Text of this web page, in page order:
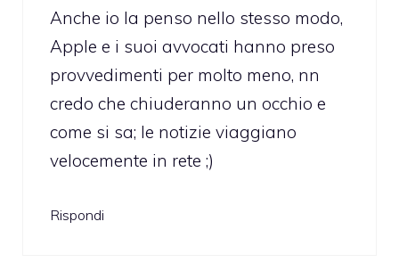
Anche io la penso nello stesso modo,
Apple e i suoi avvocati hanno preso
provvedimenti per molto meno, nn
credo che chiuderanno un occhio e
come si sa; le notizie viaggiano
velocemente in rete ;)
Rispondi